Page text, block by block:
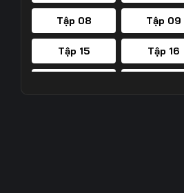
Tập 08 Tập 09
Tập 15 Tập 16